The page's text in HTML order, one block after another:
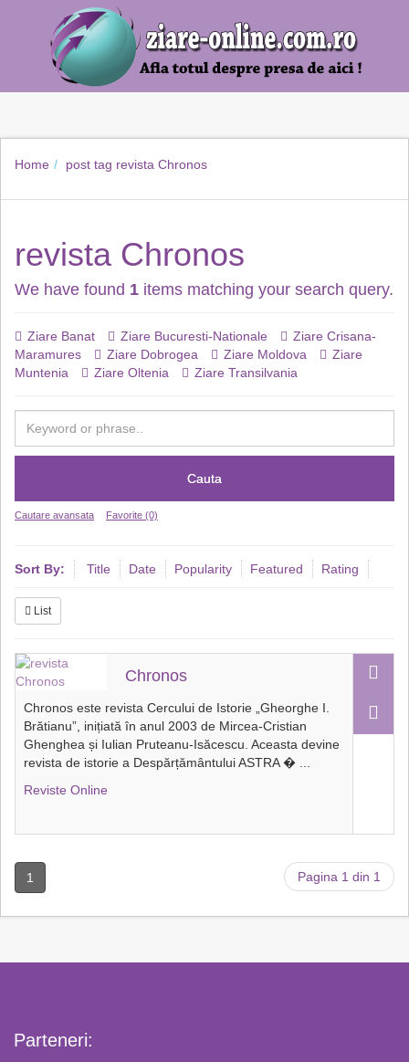
Home post tag revista Chronos
revista Chronos
We have found 1 items matching your search query.
Ziare Banat Ziare Bucuresti-Nationale
Ziare Crisana-
Maramures
Ziare Dobrogea Ziare Moldova
Ziare
Muntenia
Ziare Oltenia Ziare Transilvania
Cauta
Cautare avansata Favorite (0)
Sort By: Title Date Popularity Featured Rating
List
Chronos
Chronos este revista Cercului de Istorie „Gheorghe I.
Brătianu”, inițiată în anul 2003 de Mircea-Cristian
Ghenghea și Iulian Pruteanu-Isăcescu. Aceasta devine
revista de istorie a Despărțământului ASTRA �
Reviste Online
1 Pagina 1 din 1
Parteneri: